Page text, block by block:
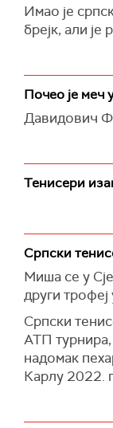
Имао је
брејк, али је
Почео је меч
Давидович
Тенисери
Српски
Миша се у
други трофеј
Српски
АТП
надомак
Карлу 2022.